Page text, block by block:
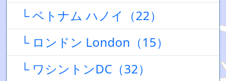
└ ベトナム ハノイ（22）
└ ロンドン London（15）
└ ワシントンDC（32）